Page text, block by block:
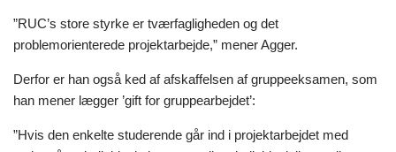
”RUC’s store styrke er tværfagligheden og det
problemorienterede projektarbejde,” mener Agger.
Derfor er han også ked af afskaffelsen af gruppeeksamen, som
han mener lægger ’gift for gruppearbejdet’:
”Hvis den enkelte studerende går ind i projektarbejdet med